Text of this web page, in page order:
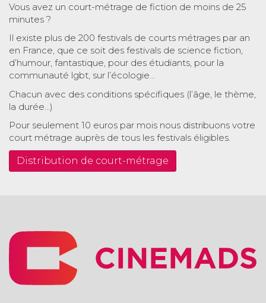
Vous avez un court-métrage de fiction de moins de 25
minutes ?
Il existe plus de 200 festivals de courts métrages par an
en France, que ce soit des festivals de science fiction,
d’humour, fantastique, pour des étudiants, pour la
communauté lgbt, sur l’écologie…
Chacun avec des conditions spécifiques (l’âge, le thème,
la durée…)
Pour seulement 10 euros par mois nous distribuons votre
court métrage auprès de tous les festivals éligibles.
Distribution de court-métrage